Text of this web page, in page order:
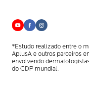
*Estudo realizado entre o
AplusAe outros parceiros
envolvendo
do GDP mundial.